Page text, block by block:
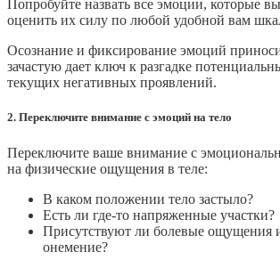
Попробуйте назвать все эмоции, которые
оценить их силу по любой удобной вам
Осознание и фиксирование эмоций
зачастую дает ключ к разгадке
текущих негативных проявлений.
2. Переключите внимание с эмоций на тело
Переключите ваше внимание с
на физические ощущения в теле:
В каком положении тело застыло?
Есть ли где-то напряженные участки?
Присутствуют ли болевые ощущения
онемение?